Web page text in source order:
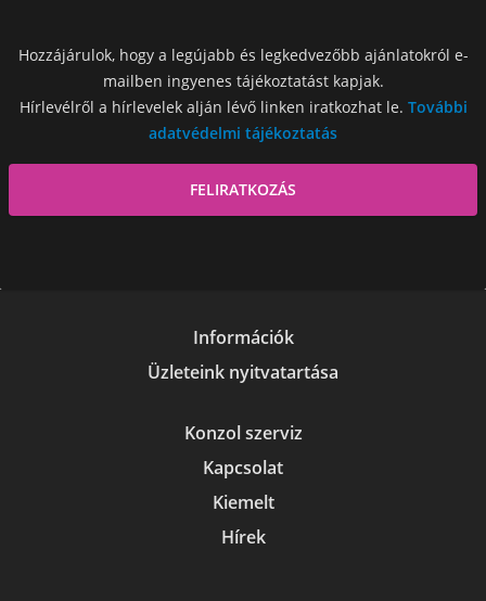
Hozzájárulok, hogy a legújabb és legkedvezőbb ajánlatokról e-
mailben ingyenes tájékoztatást kapjak.
Hírlevélről a hírlevelek alján lévő linken iratkozhat le. További
adatvédelmi tájékoztatás
Információk
Üzleteink nyitvatartása
Konzol szerviz
Kapcsolat
Kiemelt
Hírek